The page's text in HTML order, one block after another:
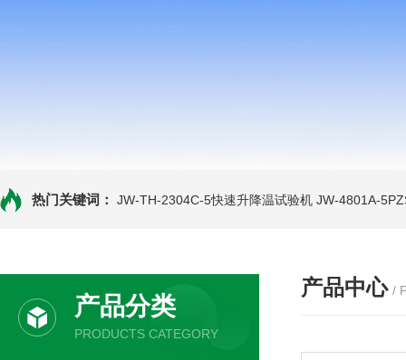
热门关键词： JW-TH-2304C-5快速升降温试验机 JW-4801A-
产品分类
PRODUCTS CATEGORY
产品中心 /